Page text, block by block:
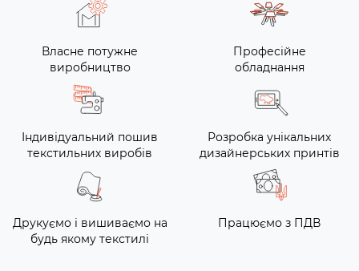
Власне потужне
виробництво
Професійне
обладнання
Індивідуальний пошив
текстильних виробів
Розробка унікальних
дизайнерських принтів
Друкуємо і вишиваємо на
будь якому текстилі
Працюємо з ПДВ